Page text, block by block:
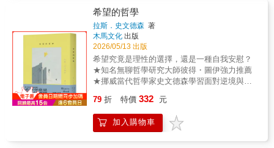
里達。這些親炙大師的經驗，讓作者深切體會
到當代歐陸哲學的獨特面貌，例如：大師之間
公開辯論不常見，但他們並不會迴避展現與他
人思路差異的對辯，這種對辯是君子之間的思
想交鋒。還有，這些哲學家之所以成為思想大
師，在於他們都並非空有理論，而是充滿實踐
關懷，並且能夠在其行事中展現出來。▌11位哲
學家，11場哲思之旅這十一篇文章的寫作時間
前後跨越二十年（2004-2024），其中部分源自
期刊的哲學家專輯總序（胡塞爾、海德格、梅
洛龐蒂），部分為悼念或追思之作（列維納
斯、李維史陀、呂格爾、德里達），一篇原是
不朽與生命存在環環相扣的哲學思考，然後將
東西方生死觀辯證整合。從這個基礎上，導引
出不同的哲學家對死亡與年老的哲學反省。✦
學習哲學即是學習死亡本書跳脫了傳統死亡學
（Thanatology）僅作為實徵研究或心理輔導的
範疇，轉而回歸哲學的原點：「學習哲學即是
學習死亡」。。✦死亡並非生命中的事件，因
為人無法經驗死亡本書最核心的理論貢獻：對
「死亡」與「年老」之本質差別的微觀解析。
死亡。✦往死(Dying)與年老(Ageing)：動態的生
命議題既然死亡本身是無法指稱的「無」
（Nothing），那麼哲學的主戰場便應移至「往
希望的哲學
拉斯．史文德森 著
木馬文化 出版
2026/05/13 出版
希望究竟是理性的選擇，還是一種自我安慰？
★知名無聊哲學研究大師彼得・圖伊強力推薦
★挪威當代哲學家史文德森學習面對逆境與恐
件——「沒有希望與渴望，我們將寸步難
行。」在充滿戰爭、氣候危機與個人焦慮的時
代，希望常被視為天真、逃避，甚至是一種自
79 折 特價 332 元
加入購物車